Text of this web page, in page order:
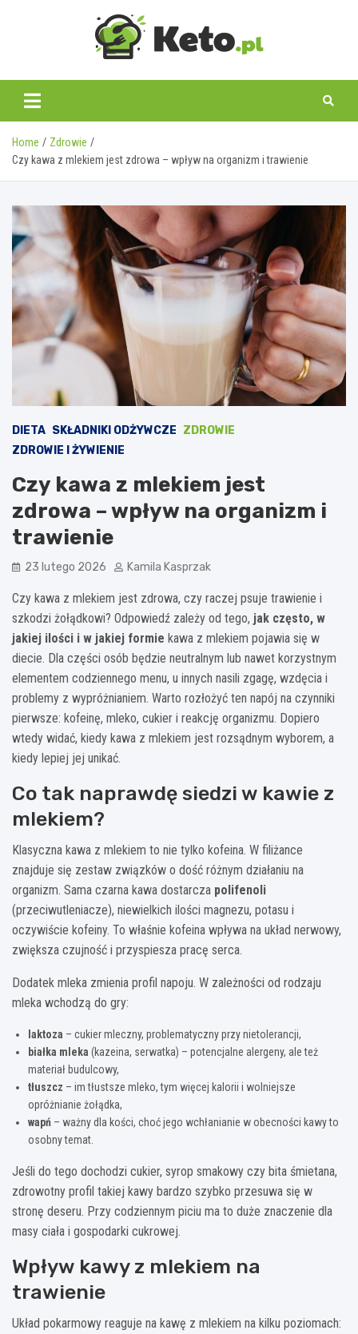
keto.pl
Home
Zdrowie
Czy kawa z mlekiem jest zdrowa – wpływ na organizm i trawienie
DIETA SKŁADNIKI ODŻYWCZE ZDROWIE
ZDROWIE I ŻYWIENIE
Czy kawa z mlekiem jest
zdrowa – wpływ na organizm i
trawienie
23 lutego 2026 Kamila Kasprzak
Czy kawa z mlekiem jest zdrowa, czy raczej psuje trawienie i
szkodzi żołądkowi? Odpowiedź zależy od tego, jak często, w
jakiej ilości i w jakiej formie kawa z mlekiem pojawia się w
diecie. Dla części osób będzie neutralnym lub nawet korzystnym
elementem codziennego menu, u innych nasili zgagę, wzdęcia i
problemy z wypróżnianiem. Warto rozłożyć ten napój na czynniki
pierwsze: kofeinę, mleko, cukier i reakcję organizmu. Dopiero
wtedy widać, kiedy kawa z mlekiem jest rozsądnym wyborem, a
kiedy lepiej jej unikać.
Co tak naprawdę siedzi w kawie z
mlekiem?
Klasyczna kawa z mlekiem to nie tylko kofeina. W filiżance
znajduje się zestaw związków o dość różnym działaniu na
organizm. Sama czarna kawa dostarcza polifenoli
(przeciwutleniacze), niewielkich ilości magnezu, potasu i
oczywiście kofeiny. To właśnie kofeina wpływa na układ nerwowy,
zwiększa czujność i przyspiesza pracę serca.
Dodatek mleka zmienia profil napoju. W zależności od rodzaju
mleka wchodzą do gry:
laktoza – cukier mleczny, problematyczny przy nietolerancji,
białka mleka (kazeina, serwatka) – potencjalne alergeny, ale też
materiał budulcowy,
tłuszcz – im tłustsze mleko, tym więcej kalorii i wolniejsze
opróżnianie żołądka,
wapń – ważny dla kości, choć jego wchłanianie w obecności kawy to
osobny temat.
Jeśli do tego dochodzi cukier, syrop smakowy czy bita śmietana,
zdrowotny profil takiej kawy bardzo szybko przesuwa się w
stronę deseru. Przy codziennym piciu ma to duże znaczenie dla
masy ciała i gospodarki cukrowej.
Wpływ kawy z mlekiem na
trawienie
Układ pokarmowy reaguje na kawę z mlekiem na kilku poziomach: